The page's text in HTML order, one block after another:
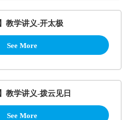
教学讲义-开太极
See More
教学讲义-拨云见日
See More